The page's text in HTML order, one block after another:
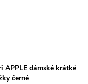
APPLE dámské krátké
černé